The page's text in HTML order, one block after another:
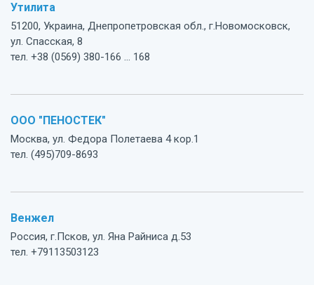
Утилита
51200, Украина, Днепропетровская обл., г.Новомосковск,
ул. Спасская, 8
тел. +38 (0569) 380-166 ... 168
ООО "ПЕНОСТЕК"
Москва, ул. Федора Полетаева 4 кор.1
тел. (495)709-8693
Венжел
Россия, г.Псков, ул. Яна Райниса д.53
тел. +79113503123